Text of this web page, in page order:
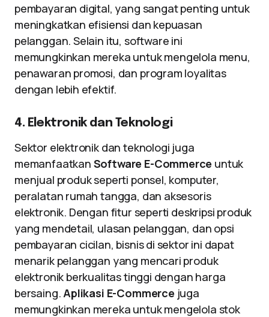
pembayaran digital, yang sangat penting untuk
meningkatkan efisiensi dan kepuasan
pelanggan. Selain itu, software ini
memungkinkan mereka untuk mengelola menu,
penawaran promosi, dan program loyalitas
dengan lebih efektif.
4. Elektronik dan Teknologi
Sektor elektronik dan teknologi juga
memanfaatkan Software E-Commerce untuk
menjual produk seperti ponsel, komputer,
peralatan rumah tangga, dan aksesoris
elektronik. Dengan fitur seperti deskripsi produk
yang mendetail, ulasan pelanggan, dan opsi
pembayaran cicilan, bisnis di sektor ini dapat
menarik pelanggan yang mencari produk
elektronik berkualitas tinggi dengan harga
bersaing.Aplikasi E-Commerce juga
memungkinkan mereka untuk mengelola stok